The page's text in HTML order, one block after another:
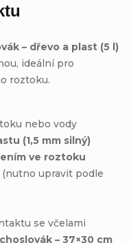
– dřevo a plast (5 l)
ideální pro
roztoku.
nebo vody
(1,5 mm silný)
ve roztoku
(nutno upravit podle
se včelami
– 37×30 cm